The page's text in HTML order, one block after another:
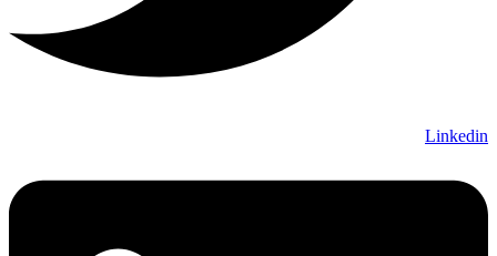
Linkedin